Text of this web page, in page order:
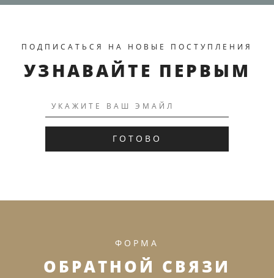
ПЕРЕЙТИ К ТОВАРУ
ПОДПИСАТЬСЯ НА НОВЫЕ ПОСТУПЛЕНИЯ
УЗНАВАЙТЕ ПЕРВЫМ
ГОТОВО
ФОРМА
ОБРАТНОЙ СВЯЗИ